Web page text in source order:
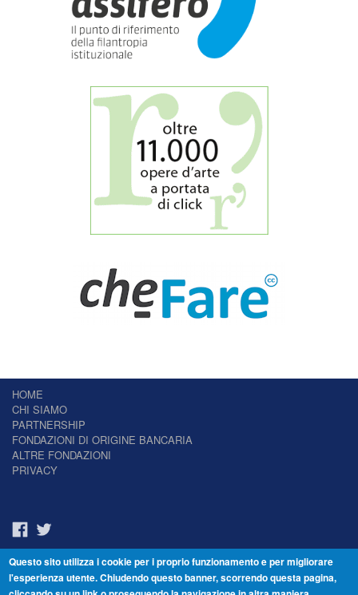
HOME
CHI SIAMO
PARTNERSHIP
FONDAZIONI DI ORIGINE BANCARIA
ALTRE FONDAZIONI
PRIVACY
Il Giornale delle Fondazioni - Periodico telematico
Reg. Tribunale n.7 del 22/07/2014 – ISSN 2421-2466
Questo sito utilizza i cookie per i proprio funzionamento e per migliorare
l'esperienza utente. Chiudendo questo banner, scorrendo questa pagina,